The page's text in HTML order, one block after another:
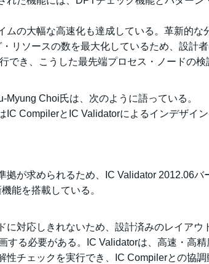
ムの大幅な高速化も達成している。革新的な
リソースの数を最大化しているため、設計
でき、こうした最先端プロセス・ノードの検
Choi氏は、次のように語っている。
IC CompilerとIC Validatorによるインデザイン
が求められるため、IC Validator 2012.06バ
能を搭載している。
対応しきれないため、設計済みのレイアウ
する必要がある。IC Validatorは、高速・高精
チェックを実行でき、IC Compilerとの協調